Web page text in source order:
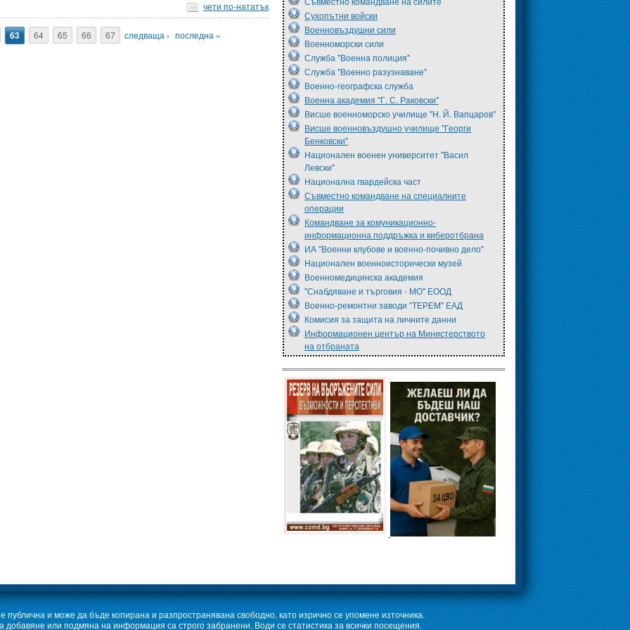
чети по-нататък
63 64 65 66 67 следваща › последна »
Сухопътни войски
Военновъздушни сили
Военноморски сили
Служба "Военна полиция"
Служба "Военно разузнаване"
Военно-географска служба
Военна академия "Г. С. Раковски"
Висше военноморско училище "Н. Й. Вапцаров"
Висше военновъздушно училище "Георги
Бенковски"
Национален военен университет "Васил
Левски"
Национална гвардейска част
Съвместно командване на специалните
операции
Командване за комуникационно-
информационна поддръжка и киберотбрана
ИА "Военни клубове и военно-почивно дело"
Национален военноисторически музей
Военномедицинска академия
"Снабдяване и търговия - МО" ЕООД
Военно-ремонтни заводи "ТЕРЕМ" ЕАД
Комисия за защита на личните данни
Информационен център на Министерството
на отбраната
публична и може да бъде копирана и разпространявана свободно, като изрично се упомене източника.
добавяне или подмяна на информация са строго забранени. Води се статистика за всички посещения.